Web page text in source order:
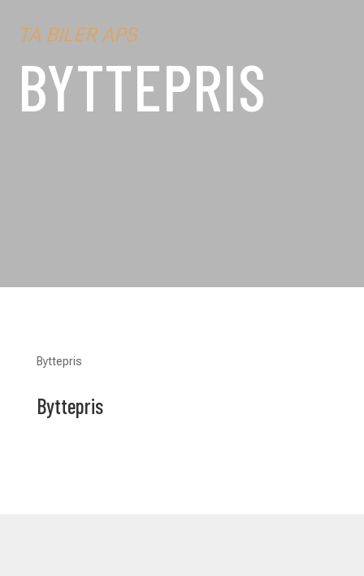
TA BILER APS
BYTTEPRIS
Byttepris
Byttepris